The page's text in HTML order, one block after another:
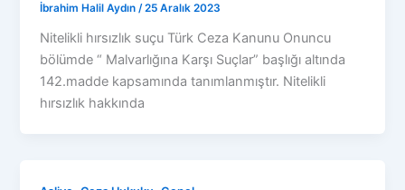
İbrahim Halil Aydın/25 Aralık 2023
Nitelikli hırsızlık suçu Türk Ceza Kanunu Onuncu
bölümde “ Malvarlığına Karşı Suçlar” başlığı altında
142.madde kapsamında tanımlanmıştır. Nitelikli
hırsızlık hakkında